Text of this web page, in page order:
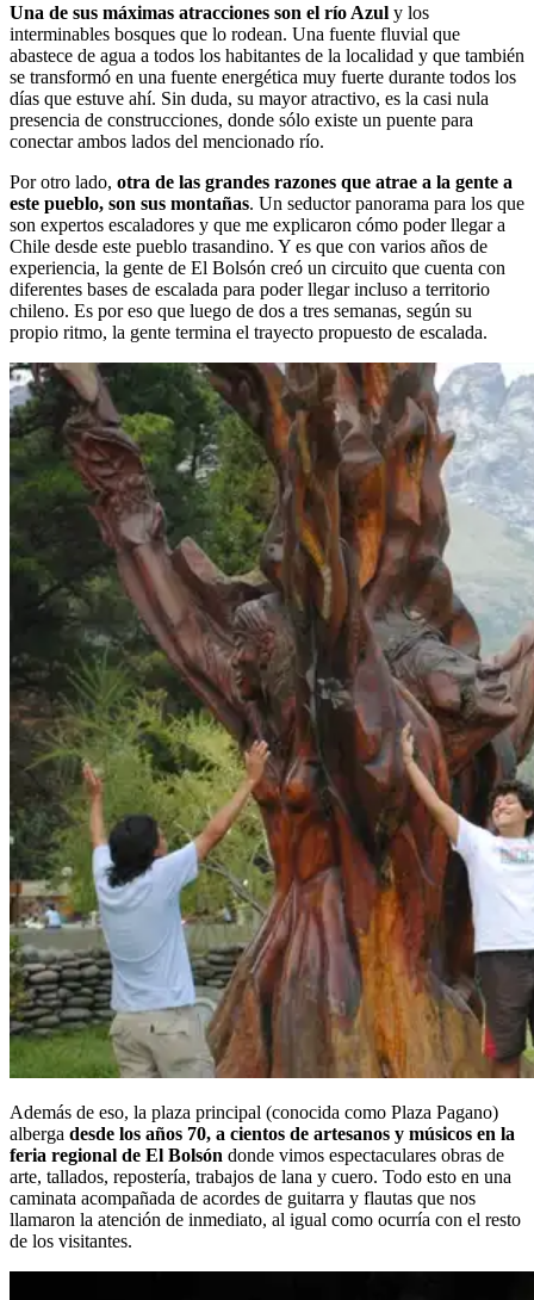
Una de sus máximas atracciones son el río Azul y los
interminables bosques que lo rodean. Una fuente fluvial que
abastece de agua a todos los habitantes de la localidad y que también
se transformó en una fuente energética muy fuerte durante todos los
días que estuve ahí. Sin duda, su mayor atractivo, es la casi nula
presencia de construcciones, donde sólo existe un puente para
conectar ambos lados del mencionado río.
Por otro lado, otra de las grandes razones que atrae a la gente a
este pueblo, son sus montañas. Un seductor panorama para los que
son expertos escaladores y que me explicaron cómo poder llegar a
Chile desde este pueblo trasandino. Y es que con varios años de
experiencia, la gente de El Bolsón creó un circuito que cuenta con
diferentes bases de escalada para poder llegar incluso a territorio
chileno. Es por eso que luego de dos a tres semanas, según su
propio ritmo, la gente termina el trayecto propuesto de escalada.
Además de eso, la plaza principal (conocida como Plaza Pagano)
alberga desde los años 70, a cientos de artesanos y músicos en la
feria regional de El Bolsón donde vimos espectaculares obras de
arte, tallados, repostería, trabajos de lana y cuero. Todo esto en una
caminata acompañada de acordes de guitarra y flautas que nos
llamaron la atención de inmediato, al igual como ocurría con el resto
de los visitantes.